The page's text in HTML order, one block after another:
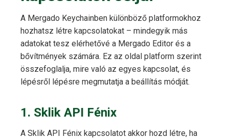
A Mergado Keychainben különböző platformokhoz
hozhatsz létre kapcsolatokat – mindegyik más
adatokat tesz elérhetővé a Mergado Editor és a
bővítmények számára. Ez az oldal platform szerint
összefoglalja, mire való az egyes kapcsolat, és
lépésről lépésre megmutatja a beállítás módját.
1. Sklik API Fénix
A Sklik API Fénix kapcsolatot akkor hozd létre, ha